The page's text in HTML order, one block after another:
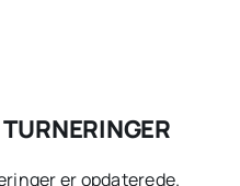
er opdaterede.